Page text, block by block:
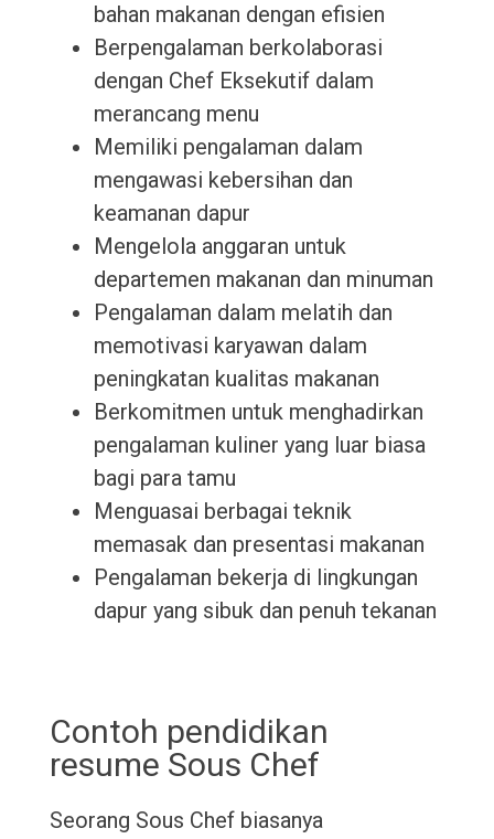
bahan makanan dengan efisien
Berpengalaman berkolaborasi
dengan Chef Eksekutif dalam
merancang menu
Memiliki pengalaman dalam
mengawasi kebersihan dan
keamanan dapur
Mengelola anggaran untuk
departemen makanan dan minuman
Pengalaman dalam melatih dan
memotivasi karyawan dalam
peningkatan kualitas makanan
Berkomitmen untuk menghadirkan
pengalaman kuliner yang luar biasa
bagi para tamu
Menguasai berbagai teknik
memasak dan presentasi makanan
Pengalaman bekerja di lingkungan
dapur yang sibuk dan penuh tekanan
Contoh pendidikan
resume Sous Chef
Seorang Sous Chef biasanya